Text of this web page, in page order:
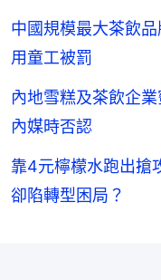
中國規模最大茶飲
用童工被罰
內地雪糕及茶飲企
內媒時否認
靠4元檸檬水跑出
卻陷轉型困局？